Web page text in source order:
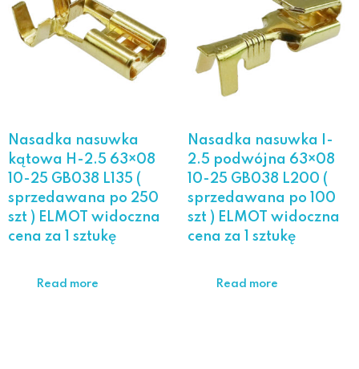
Nasadka nasuwka
kątowa H-2.5 63×08
10-25 GB038 L135 (
sprzedawana po 250
szt ) ELMOT widoczna
cena za 1 sztukę
Read more
Nasadka nasuwka I-
2.5 podwójna 63×08
10-25 GB038 L200 (
sprzedawana po 100
szt ) ELMOT widoczna
cena za 1 sztukę
Read more